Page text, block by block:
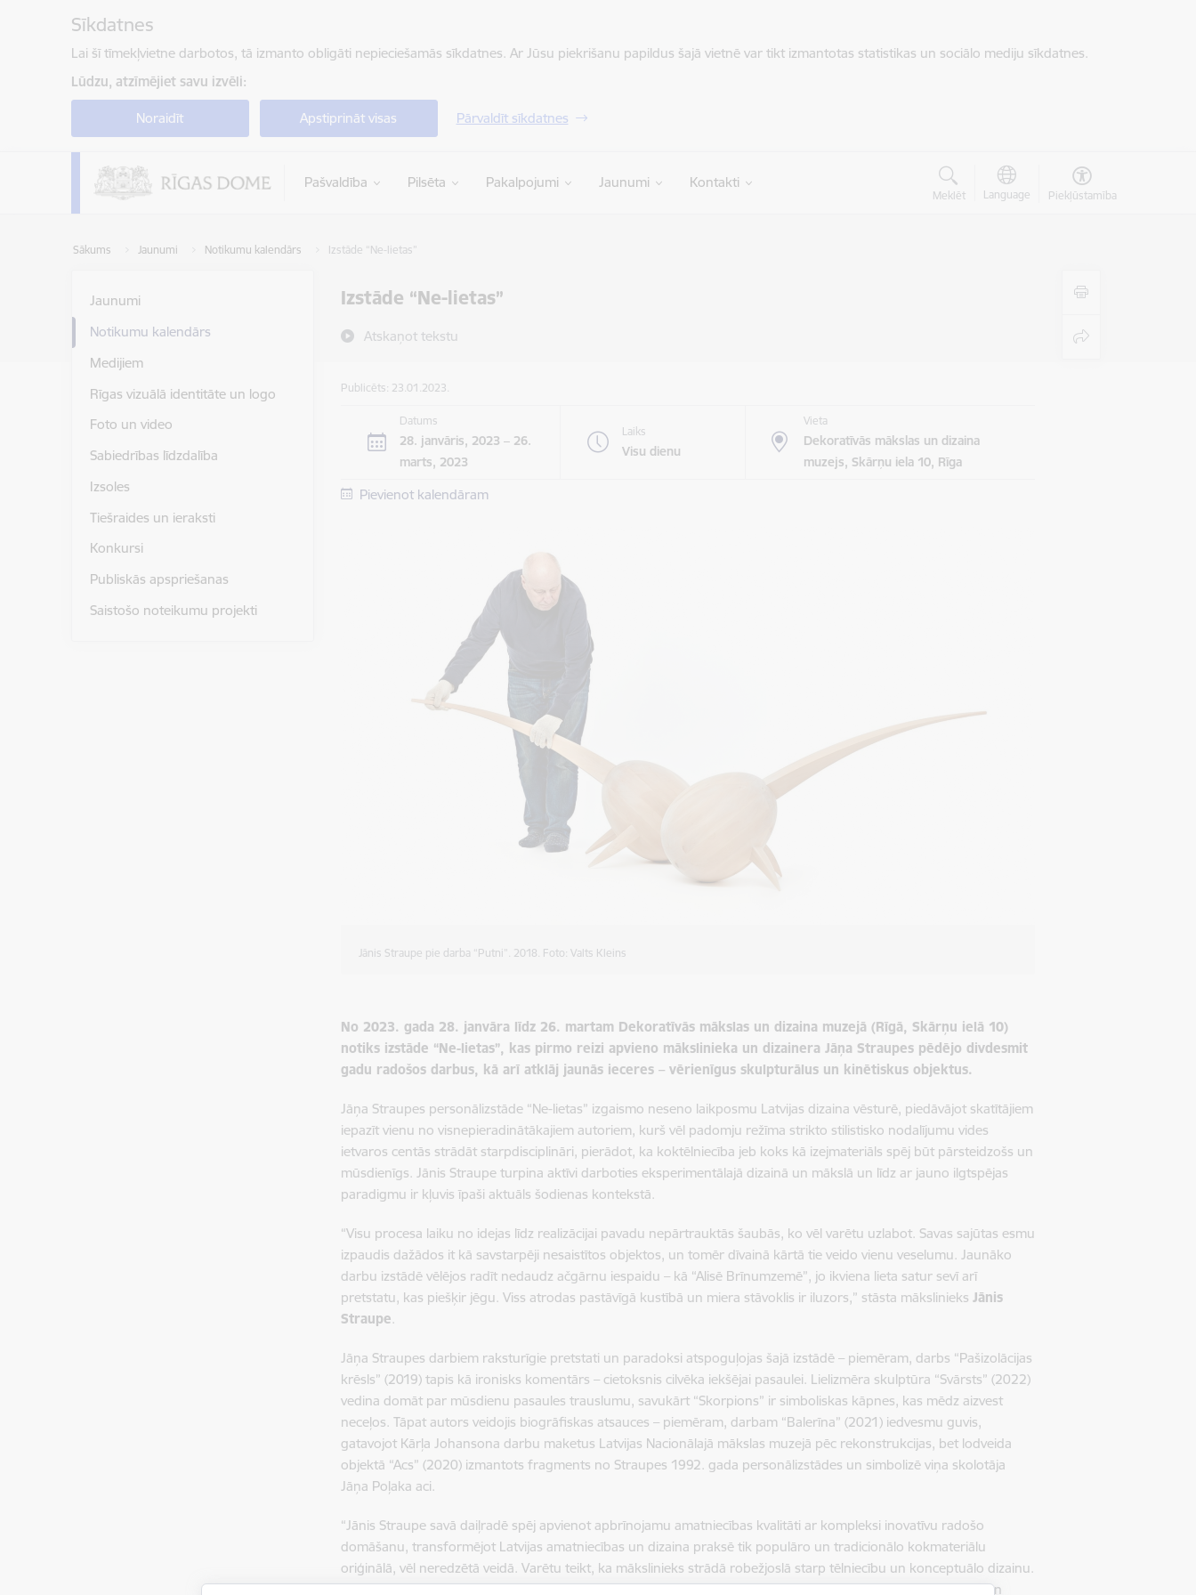
Sīkdatnes
Lai šī tīmekļvietne darbotos, tā izmanto obligāti nepieciešamās sīkdatnes. Ar Jūsu piekrišanu papildus šajā vietnē var tikt izmantotas statistikas un sociālo mediju sīkdatnes.
Lūdzu, atzīmējiet savu izvēli:
Noraidīt Apstiprināt visas Pārvaldīt sīkdatnes
Pašvaldība Pilsēta Pakalpojumi Jaunumi Kontakti
Meklēt Language Piekļūstamība
Sākums Jaunumi Notikumu kalendārs Izstāde “Ne-lietas”
Izstāde “Ne-lietas”
Atskaņot tekstu
Jaunumi
Notikumu kalendārs
Medijiem
Rīgas vizuālā identitāte un logo
Foto un video
Sabiedrības līdzdalība
Izsoles
Tiešraides un ieraksti
Konkursi
Publiskās apspriešanas
Saistošo noteikumu projekti
Publicēts: 23.01.2023.
Datums
28. janvāris, 2023 – 26.
marts, 2023
Laiks
Visu dienu
Vieta
Dekoratīvās mākslas un dizaina
muzejs, Skārņu iela 10, Rīga
Pievienot kalendāram
Jānis Straupe pie darba “Putni”. 2018. Foto: Valts Kleins
No 2023. gada 28. janvāra līdz 26. martam Dekoratīvās mākslas un dizaina muzejā (Rīgā, Skārņu ielā 10)
notiks izstāde “Ne-lietas”, kas pirmo reizi apvieno mākslinieka un dizainera Jāņa Straupes pēdējo divdesmit
gadu radošos darbus, kā arī atklāj jaunās ieceres – vērienīgus skulpturālus un kinētiskus objektus.
Jāņa Straupes personālizstāde “Ne-lietas” izgaismo neseno laikposmu Latvijas dizaina vēsturē, piedāvājot skatītājiem
iepazīt vienu no visnepieradinātākajiem autoriem, kurš vēl padomju režīma strikto stilistisko nodalījumu vides
ietvaros centās strādāt starpdisciplināri, pierādot, ka koktēlniecība jeb koks kā izejmateriāls spēj būt pārsteidzošs un
mūsdienīgs. Jānis Straupe turpina aktīvi darboties eksperimentālajā dizainā un mākslā un līdz ar jauno ilgtspējas
paradigmu ir kļuvis īpaši aktuāls šodienas kontekstā.
“Visu procesa laiku no idejas līdz realizācijai pavadu nepārtrauktās šaubās, ko vēl varētu uzlabot. Savas sajūtas esmu
izpaudis dažādos it kā savstarpēji nesaistītos objektos, un tomēr dīvainā kārtā tie veido vienu veselumu. Jaunāko
darbu izstādē vēlējos radīt nedaudz ačgārnu iespaidu – kā “Alisē Brīnumzemē”, jo ikviena lieta satur sevī arī
pretstatu, kas piešķir jēgu. Viss atrodas pastāvīgā kustībā un miera stāvoklis ir iluzors,” stāsta mākslinieksJānis
Straupe.
Jāņa Straupes darbiem raksturīgie pretstati un paradoksi atspoguļojas šajā izstādē – piemēram, darbs “Pašizolācijas
krēsls” (2019) tapis kā ironisks komentārs – cietoksnis cilvēka iekšējai pasaulei. Lielizmēra skulptūra “Svārsts” (2022)
vedina domāt par mūsdienu pasaules trauslumu, savukārt “Skorpions” ir simboliskas kāpnes, kas mēdz aizvest
neceļos. Tāpat autors veidojis biogrāfiskas atsauces – piemēram, darbam “Balerīna” (2021) iedvesmu guvis,
gatavojot Kārļa Johansona darbu maketus Latvijas Nacionālajā mākslas muzejā pēc rekonstrukcijas, bet lodveida
objektā “Acs” (2020) izmantots fragments no Straupes 1992. gada personālizstādes un simbolizē viņa skolotāja
Jāņa Poļaka aci.
“Jānis Straupe savā daiļradē spēj apvienot apbrīnojamu amatniecības kvalitāti ar kompleksi inovatīvu radošo
domāšanu, transformējot Latvijas amatniecības un dizaina praksē tik populāro un tradicionālo kokmateriālu
oriģinālā, vēl neredzētā veidā. Varētu teikt, ka mākslinieks strādā robežjoslā starp tēlniecību un konceptuālo dizainu.
Izstādē “Ne-lietas” apmeklētājs nesastaps funkcionālus dizaina priekšmetus – tās mērķis ir paplašināt iztēles un